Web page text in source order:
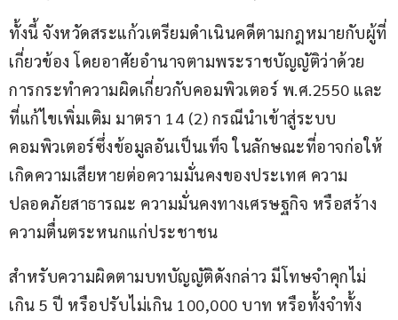
ทั้งนี้ จังหวัดสระแก้วเตรียมดำเนินคดีตามกฎหมายกับผู้ที่
เกี่ยวข้อง โดยอาศัยอำนาจตามพระราชบัญญัติว่าด้วย
การกระทำความผิดเกี่ยวกับคอมพิวเตอร์ พ.ศ.2550 และ
ที่แก้ไขเพิ่มเติม มาตรา 14 (2) กรณีนำเข้าสู่ระบบ
คอมพิวเตอร์ซึ่งข้อมูลอันเป็นเท็จ ในลักษณะที่อาจก่อให้
เกิดความเสียหายต่อความมั่นคงของประเทศ ความ
ปลอดภัยสาธารณะ ความมั่นคงทางเศรษฐกิจ หรือสร้าง
ความตื่นตระหนกแก่ประชาชน
สำหรับความผิดตามบทบัญญัติดังกล่าว มีโทษจำคุกไม่
เกิน 5 ปี หรือปรับไม่เกิน 100,000 บาท หรือทั้งจำทั้ง